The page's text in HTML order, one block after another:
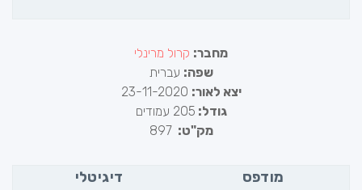
מחבר: קרול מרינלי
שפה: עברית
יצא לאור:
גודל: 205 עמודים
מק"ט: 897
מודפס
דיגיטלי